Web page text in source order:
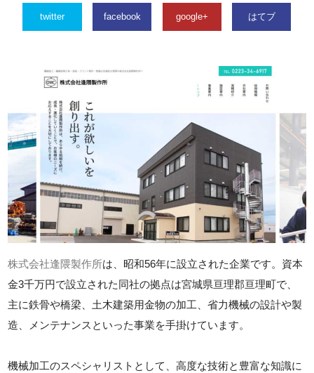
twitter facebook google+ はてブ
株式会社逢隈製作所は、昭和56年に設立された企業です。資本
金3千万円で設立された同社の拠点は宮城県亘理郡亘理町で、
主に鉄骨や橋梁、土木建築用金物の加工、省力機械の設計や製
造、メンテナンスといった事業を手掛けています。
機械加工のスペシャリストとして、高度な技術と豊富な知識に